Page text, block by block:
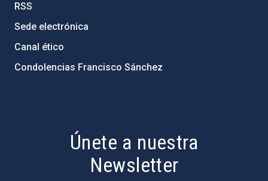
RSS
Sede electrónica
Canal ético
Condolencias Francisco Sánchez
Únete a nuestra
Newsletter